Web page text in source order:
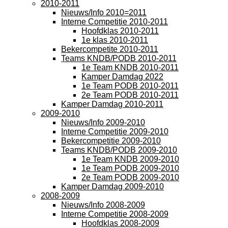
2010-2011
Nieuws/Info 2010=2011
Interne Competitie 2010-2011
Hoofdklas 2010-2011
1e klas 2010-2011
Bekercompetite 2010-2011
Teams KNDB/PODB 2010-2011
1e Team KNDB 2010-2011
Kamper Damdag 2022
1e Team PODB 2010-2011
2e Team PODB 2010-2011
Kamper Damdag 2010-2011
2009-2010
Nieuws/Info 2009-2010
Interne Competitie 2009-2010
Bekercompetitie 2009-2010
Teams KNDB/PODB 2009-2010
1e Team KNDB 2009-2010
1e Team PODB 2009-2010
2e Team PODB 2009-2010
Kamper Damdag 2009-2010
2008-2009
Nieuws/Info 2008-2009
Interne Competitie 2008-2009
Hoofdklas 2008-2009